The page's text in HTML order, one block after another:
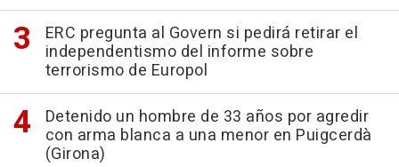
ERC pregunta al Govern si pedirá retirar el
independentismo del informe sobre
terrorismo de Europol
Detenido un hombre de 33 años por agredir
con arma blanca a una menor en Puigcerdà
(Girona)